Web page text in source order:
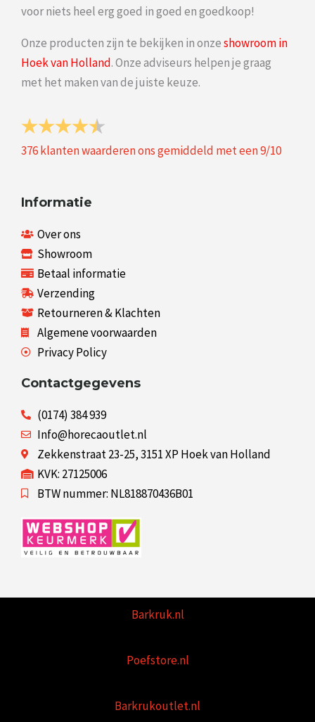
voor niets heel erg goed in goed en goedkoop!
Onze producten zijn te bekijken in onzeshowroom in
Hoek van Holland. Onze adviseurs helpen je graag
met het maken van de juiste keuze.
376klanten waarderen ons gemiddeld met een9/10
Informatie
Over ons
Showroom
Betaal informatie
Verzending
Retourneren & Klachten
Algemene voorwaarden
Privacy Policy
Contactgegevens
(0174) 384 939
Info@horecaoutlet.nl
Zekkenstraat 23-25, 3151 XP Hoek van Holland
KVK: 27125006
BTW nummer: NL818870436B01
Barkruk.nl
Poefstore.nl
Barkrukoutlet.nl